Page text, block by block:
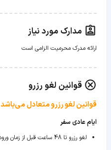
مدارک مورد نیاز
ارائه مدرک محرمیت الزامی است
قوانین لغو رزرو
قوانین لغو رزرو متعادل می‌باشد
ایام عادی سفر
لغو رزرو تا 48 ساعت قبل از زمان ورود